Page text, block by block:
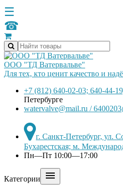
☰
☎
ООО "ТД Ватервальве"
Для тех, кто ценит качество и
+7 (812) 640-02-03; 640-44-
Петербурге
watervalve@mail.ru /
г. Санкт-Петербург, ул.
Бухарестская; м.
Пн—Пт 10:00—17:00
Категории 